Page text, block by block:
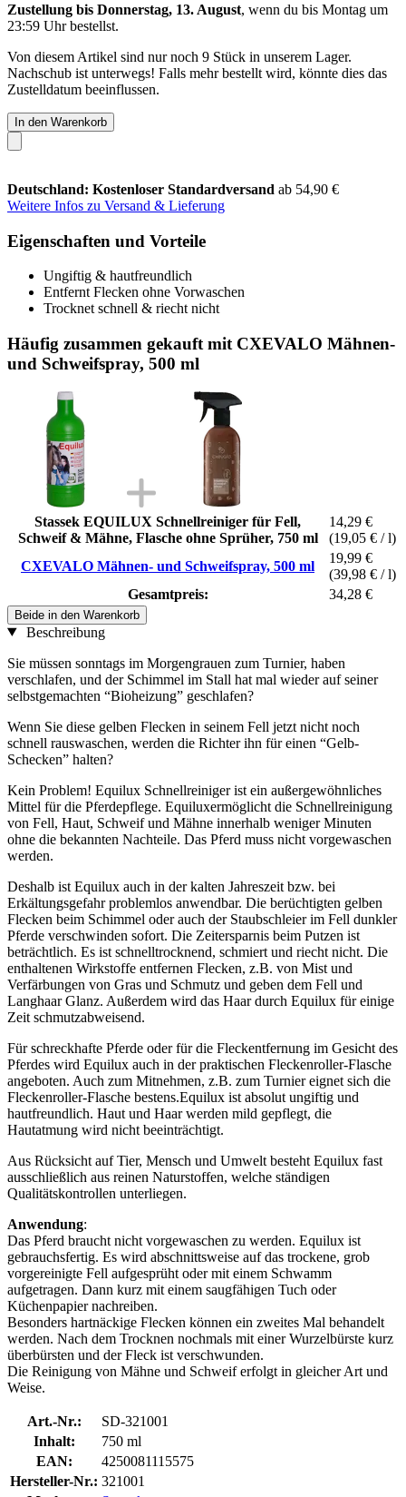
Zustellung bis Donnerstag, 13. August, wenn du bis Montag um
23:59 Uhrbestellst.
Von diesem Artikel sind nur noch 9 Stück in unserem Lager.
Nachschub ist unterwegs! Falls mehr bestellt wird, könnte dies das
Zustelldatum beeinflussen.
In den Warenkorb
Deutschland: Kostenloser Standardversand ab 54,90 €
Weitere Infos zu Versand & Lieferung
Eigenschaften und Vorteile
Ungiftig & hautfreundlich
Entfernt Flecken ohne Vorwaschen
Trocknet schnell & riecht nicht
Häufig zusammen gekauft mit CXEVALO Mähnen-
und Schweifspray, 500 ml
Stassek EQUILUX Schnellreiniger für Fell,
Schweif & Mähne, Flasche ohne Sprüher, 750 ml
14,29 €
(19,05 € / l)
CXEVALO Mähnen- und Schweifspray, 500 ml
19,99 €
(39,98 € / l)
Gesamtpreis:
34,28 €
Beide in den Warenkorb
Beschreibung
Sie müssen sonntags im Morgengrauen zum Turnier, haben
verschlafen, und der Schimmel im Stall hat mal wieder auf seiner
selbstgemachten “Bioheizung” geschlafen?
Wenn Sie diese gelben Flecken in seinem Fell jetzt nicht noch
schnell rauswaschen, werden die Richter ihn für einen “Gelb-
Schecken” halten?
Kein Problem! Equilux Schnellreiniger ist ein außergewöhnliches
Mittel für die Pferdepflege. Equiluxermöglicht die Schnellreinigung
von Fell, Haut, Schweif und Mähne innerhalb weniger Minuten
ohne die bekannten Nachteile. Das Pferd muss nicht vorgewaschen
werden.
Deshalb ist Equilux auch in der kalten Jahreszeit bzw. bei
Erkältungsgefahr problemlos anwendbar. Die berüchtigten gelben
Flecken beim Schimmel oder auch der Staubschleier im Fell dunkler
Pferde verschwinden sofort. Die Zeitersparnis beim Putzen ist
beträchtlich. Es ist schnelltrocknend, schmiert und riecht nicht. Die
enthaltenen Wirkstoffe entfernen Flecken, z.B. von Mist und
Verfärbungen von Gras und Schmutz und geben dem Fell und
Langhaar Glanz. Außerdem wird das Haar durch Equilux für einige
Zeit schmutzabweisend.
Für schreckhafte Pferde oder für die Fleckentfernung im Gesicht des
Pferdes wird Equilux auch in der praktischen Fleckenroller-Flasche
angeboten. Auch zum Mitnehmen, z.B. zum Turnier eignet sich die
Fleckenroller-Flasche bestens.Equilux ist absolut ungiftig und
hautfreundlich. Haut und Haar werden mild gepflegt, die
Hautatmung wird nicht beeinträchtigt.
Aus Rücksicht auf Tier, Mensch und Umwelt besteht Equilux fast
ausschließlich aus reinen Naturstoffen, welche ständigen
Qualitätskontrollen unterliegen.
Anwendung:
Das Pferd braucht nicht vorgewaschen zu werden. Equilux ist
gebrauchsfertig. Es wird abschnittsweise auf das trockene, grob
vorgereinigte Fell aufgesprüht oder mit einem Schwamm
aufgetragen. Dann kurz mit einem saugfähigen Tuch oder
Küchenpapier nachreiben.
Besonders hartnäckige Flecken können ein zweites Mal behandelt
werden. Nach dem Trocknen nochmals mit einer Wurzelbürste kurz
überbürsten und der Fleck ist verschwunden.
Die Reinigung von Mähne und Schweif erfolgt in gleicher Art und
Weise.
Art.-Nr.:
SD-321001
Inhalt:
750 ml
EAN:
4250081115575
Hersteller-Nr.: 321001